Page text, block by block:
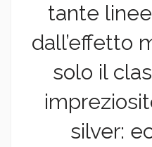
tante
dall’effetto
solo il
silver: